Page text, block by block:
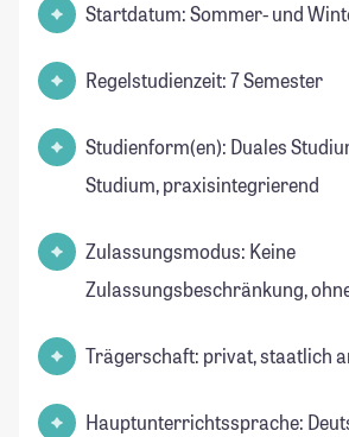
Startdatum: Sommer- und
Regelstudienzeit: 7 Semester
Studienform(en): Duales
Studium, praxisintegrierend
Zulassungsmodus: Keine
Zulassungsbeschränkung,
Trägerschaft: privat, staatlich
Hauptunterrichtssprache: